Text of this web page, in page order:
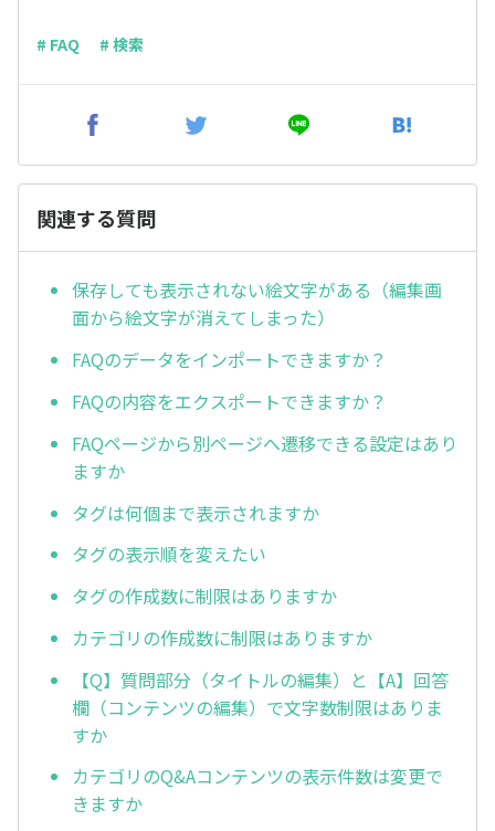
# FAQ # 検索
関連する質問
保存しても表示されない絵文字がある（編集画
面から絵文字が消えてしまった）
FAQのデータをインポートできますか？
FAQの内容をエクスポートできますか？
FAQページから別ページへ遷移できる設定はあり
ますか
タグは何個まで表示されますか
タグの表示順を変えたい
タグの作成数に制限はありますか
カテゴリの作成数に制限はありますか
【Q】質問部分（タイトルの編集）と【A】回答
欄（コンテンツの編集）で文字数制限はありま
すか
カテゴリのQ&Aコンテンツの表示件数は変更で
きますか